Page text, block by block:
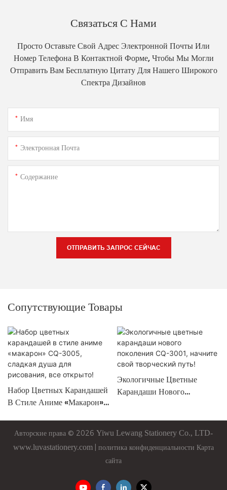
Связаться С Нами
Просто Оставьте Свой Адрес Электронной Почты Или
Номер Телефона В Контактной Форме, Чтобы Мы Могли
Отправить Вам Бесплатную Цитату Для Нашего Широкого
Спектра Дизайнов
Имя
Электронная Почта
Содержание
ОТПРАВИТЬ ЗАПРОС СЕЙЧАС
Сопутствующие Товары
Набор Цветных Карандашей
В Стиле Аниме «макарон»
Открыто!
Экологичные Цветные
Карандаши Нового
Путь!
Авторские права © 2026 Yiwu Lewang Stationery Co., LTD-
www.luvastationery.com
политика конфиденциальности Карта
сайта